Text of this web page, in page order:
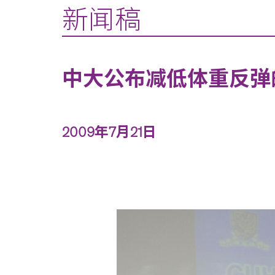
新闻稿
中大公布减低体重反
2009年7月21日